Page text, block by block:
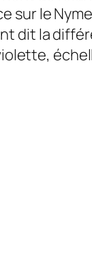
sur le
dit la